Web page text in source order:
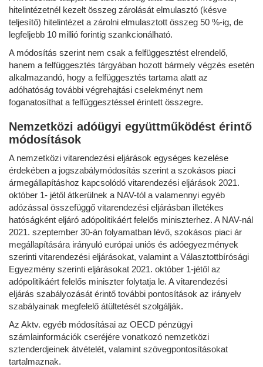
hitelintézetnél kezelt összeg zárolását elmulasztó (késve
teljesítő) hitelintézet a zárolni elmulasztott összeg 50 %-ig, de
legfeljebb 10 millió forintig szankcionálható.
A módosítás szerint nem csak a felfüggesztést elrendelő,
hanem a felfüggesztés tárgyában hozott bármely végzés esetén
alkalmazandó, hogy a felfüggesztés tartama alatt az
adóhatóság további végrehajtási cselekményt nem
foganatosíthat a felfüggesztéssel érintett összegre.
Nemzetközi adóügyi együttműködést érintő
módosítások
A nemzetközi vitarendezési eljárások egységes kezelése
érdekében a jogszabálymódosítás szerint a szokásos piaci
ármegállapításhoz kapcsolódó vitarendezési eljárások 2021.
október 1- jétől átkerülnek a NAV-tól a valamennyi egyéb
adózással összefüggő vitarendezési eljárásban illetékes
hatóságként eljáró adópolitikáért felelős miniszterhez. A NAV-nál
2021. szeptember 30-án folyamatban lévő, szokásos piaci ár
megállapítására irányuló európai uniós és adóegyezmények
szerinti vitarendezési eljárásokat, valamint a Választottbírósági
Egyezmény szerinti eljárásokat 2021. október 1-jétől az
adópolitikáért felelős miniszter folytatja le. A vitarendezési
eljárás szabályozását érintő további pontosítások az irányelv
szabályainak megfelelő átültetését szolgálják.
Az Aktv. egyéb módosításai az OECD pénzügyi
számlainformációk cseréjére vonatkozó nemzetközi
sztenderdjeinek átvételét, valamint szövegpontosításokat
tartalmaznak.